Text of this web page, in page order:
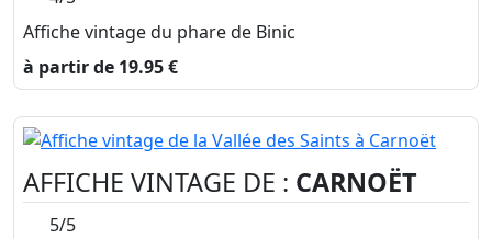
Affiche vintage du phare de Binic
à partir de 19.95 €
AFFICHE VINTAGE DE : CARNOËT
5/5